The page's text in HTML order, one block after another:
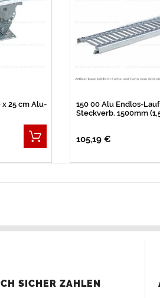
25 cm Alu-
150 00 Alu Endlos-
Steckverb. 1500mm
105,19 €
SICHER ZAHLEN